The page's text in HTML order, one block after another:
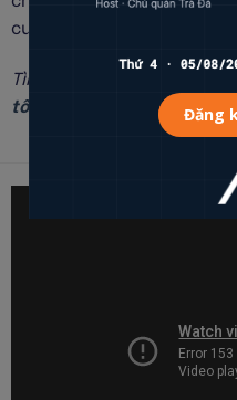
cuối chu kỳ.
Tìm hiểu thêm trong bài
tổng kết OKRs cuối chu kỳ.